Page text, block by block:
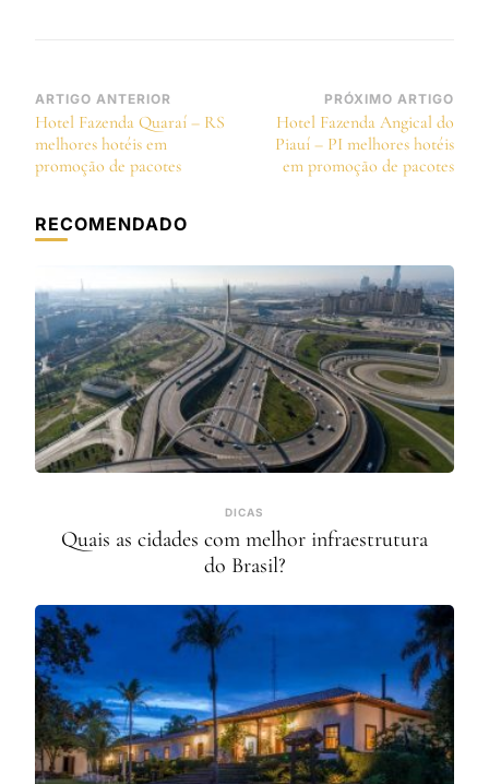
Navegação
de
post
ARTIGO ANTERIOR
Hotel Fazenda Quaraí – RS
melhores hotéis em
promoção de pacotes
PRÓXIMO ARTIGO
Hotel Fazenda Angical do
Piauí – PI melhores hotéis
em promoção de pacotes
RECOMENDADO
DICAS
Quais as cidades com melhor infraestrutura
do Brasil?